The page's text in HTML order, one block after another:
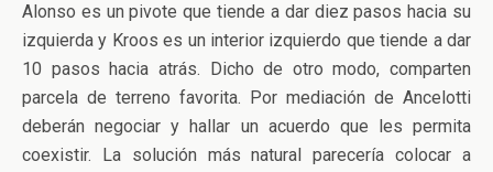
Alonso es un pivote que tiende a dar diez pasos hacia su
izquierda y Kroos es un interior izquierdo que tiende a dar
10 pasos hacia atrás. Dicho de otro modo, comparten
parcela de terreno favorita. Por mediación de Ancelotti
deberán negociar y hallar un acuerdo que les permita
coexistir. La solución más natural parecería colocar a